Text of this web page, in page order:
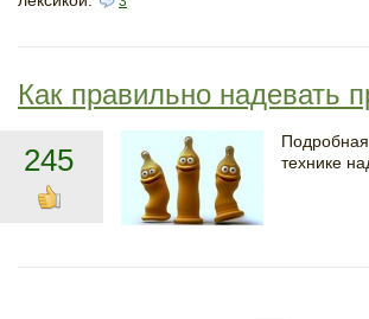
Как правильно надевать
245
технике